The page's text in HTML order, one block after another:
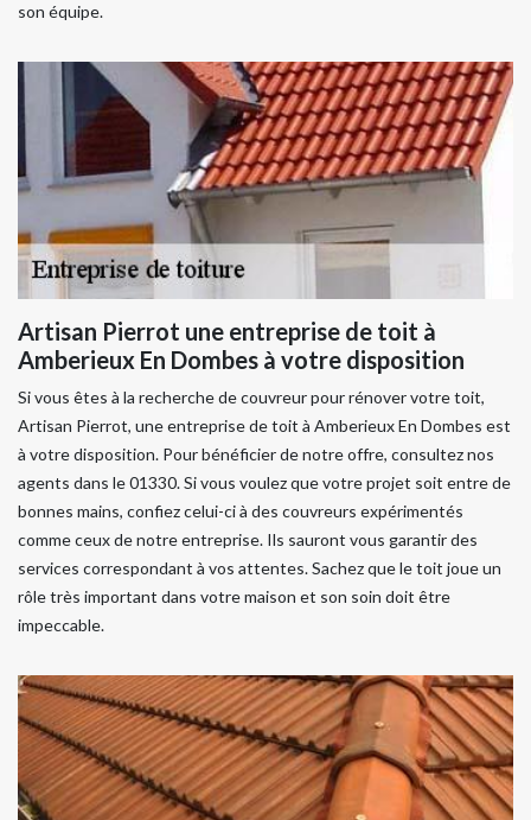
son équipe.
Artisan Pierrot une entreprise de toit à
Amberieux En Dombes à votre disposition
Si vous êtes à la recherche de couvreur pour rénover votre toit,
Artisan Pierrot, une entreprise de toit à Amberieux En Dombes est
à votre disposition. Pour bénéficier de notre offre, consultez nos
agents dans le 01330. Si vous voulez que votre projet soit entre de
bonnes mains, confiez celui-ci à des couvreurs expérimentés
comme ceux de notre entreprise. Ils sauront vous garantir des
services correspondant à vos attentes. Sachez que le toit joue un
rôle très important dans votre maison et son soin doit être
impeccable.